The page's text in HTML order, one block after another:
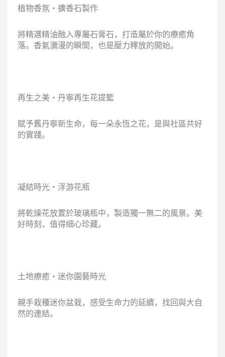
植物香氛・擴香石製作
將精選精油融入專屬石膏石，打造屬於你的療癒角
落。香氣瀰漫的瞬間，也是壓力釋放的開始。
再生之美・丹寧再生花提籃
賦予舊丹寧新生命，每一朵永恆之花，是與社區共好
的實踐。
凝結時光・浮游花瓶
將乾燥花放置於玻璃瓶中，製造獨一無二的風景。美
好時刻，值得細心珍藏。
土地療癒・迷你園藝時光
親手栽種迷你盆栽，感受生命力的延續，找回與大自
然的連結。